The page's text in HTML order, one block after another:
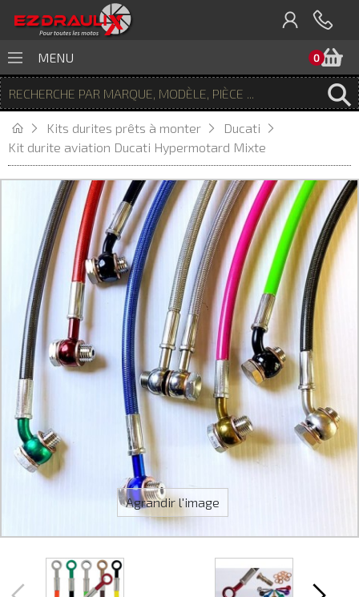
0
MENU
Kits durites prêts à monter
Ducati
Kit durite aviation Ducati Hypermotard Mixte
Agrandir l'image